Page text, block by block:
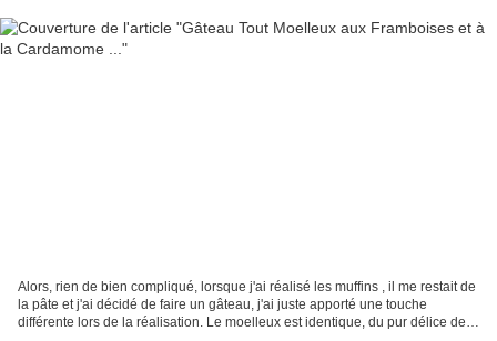
Alors, rien de bien compliqué, lorsque j'ai réalisé les muffins , il me restait de
la pâte et j'ai décidé de faire un gâteau, j'ai juste apporté une touche
différente lors de la réalisation. Le moelleux est identique, du pur délice de